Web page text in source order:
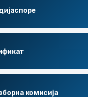
комисија